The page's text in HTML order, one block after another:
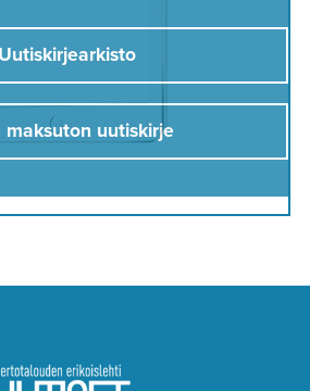
Uutiskirjearkisto
maksuton uutiskirje